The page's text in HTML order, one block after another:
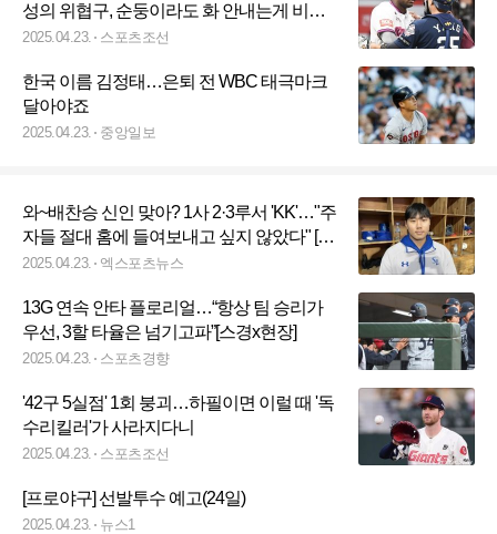
성의 위협구, 순둥이라도 화 안내는게 비정
상 [고척현장]
2025.04.23. 스포츠조선
한국 이름 김정태…은퇴 전 WBC 태극마크
달아야죠
2025.04.23. 중앙일보
와~배찬승 신인 맞아? 1사 2·3루서 'KK'…"주
자들 절대 홈에 들여보내고 싶지 않았다" [현
장 인터뷰]
2025.04.23. 엑스포츠뉴스
13G 연속 안타 플로리얼…“항상 팀 승리가
우선, 3할 타율은 넘기고파”[스경x현장]
2025.04.23. 스포츠경향
'42구 5실점' 1회 붕괴…하필이면 이럴 때 '독
수리킬러'가 사라지다니
2025.04.23. 스포츠조선
[프로야구] 선발투수 예고(24일)
2025.04.23. 뉴스1